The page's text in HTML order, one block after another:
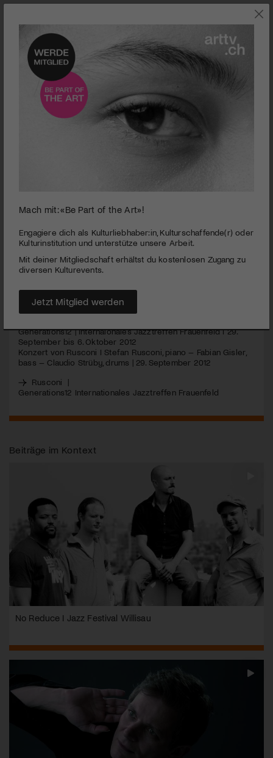
seconds
minutes,
seconds
Rusconi Trio I Generations12 Frauenfeld
Die Band Rusconi arbeitet auf eigenwillige Art und Weise,
indem sie Noise, Jazz und Pop miteinander verbindet. Sie
kreiert einen Sound, der immer glasklar, immer auf dem Punkt
und schwebend leicht bleibt.
Generations12 | Internaionales Jazztreffen Frauenfeld I 29.
September bis 6. Oktober 2012
Konzert von Rusconi I Stefan Rusconi, piano – Fabian Gisler,
bass – Claudio Strüby, drums | 29. September 2012
Rusconi |
Generations12 Internationales Jazztreffen Frauenfeld
Beiträge im Kontext
No Reduce I Jazz Festival Willisau
Mach mit: «Be Part of the Art»!
Engagiere dich als Kulturliebhaber:in, Kulturschaffende(r) oder
Kulturinstitution und unterstütze unsere Arbeit.
Mit deiner Mitgliedschaft erhältst du kostenlosen Zugang zu
diversen Kulturevents.
Jetzt Mitglied werden